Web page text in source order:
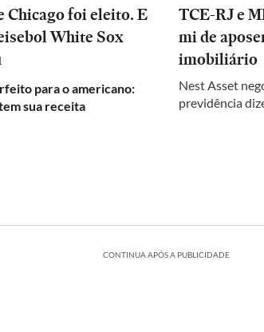
Chicago foi eleito. E
White Sox
para o americano:
sua receita
TCE-RJ e
mi de
imobiliário
Nest Asset
previdência
CONTINUA APÓS A PUBLICIDADE